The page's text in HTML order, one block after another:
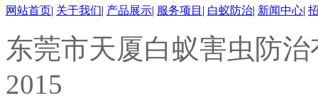
网站首页| 关于我们| 产品展示| 服务项目 | 白蚁防治| 新闻中心|
东莞市天厦白蚁害虫防
2015